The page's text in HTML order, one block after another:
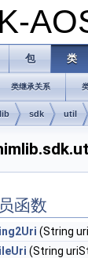
包 类
类继承关系
sdk util
函数
(String
(String